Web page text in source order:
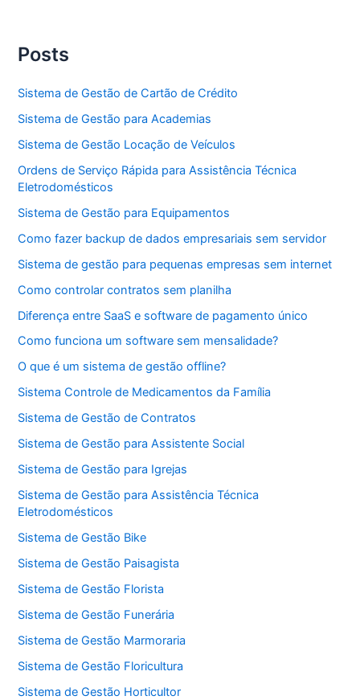
Posts
Sistema de Gestão de Cartão de Crédito
Sistema de Gestão para Academias
Sistema de Gestão Locação de Veículos
Ordens de Serviço Rápida para Assistência Técnica
Eletrodomésticos
Sistema de Gestão para Equipamentos
Como fazer backup de dados empresariais sem servidor
Sistema de gestão para pequenas empresas sem internet
Como controlar contratos sem planilha
Diferença entre SaaS e software de pagamento único
Como funciona um software sem mensalidade?
O que é um sistema de gestão offline?
Sistema Controle de Medicamentos da Família
Sistema de Gestão de Contratos
Sistema de Gestão para Assistente Social
Sistema de Gestão para Igrejas
Sistema de Gestão para Assistência Técnica
Eletrodomésticos
Sistema de Gestão Bike
Sistema de Gestão Paisagista
Sistema de Gestão Florista
Sistema de Gestão Funerária
Sistema de Gestão Marmoraria
Sistema de Gestão Floricultura
Sistema de Gestão Horticultor